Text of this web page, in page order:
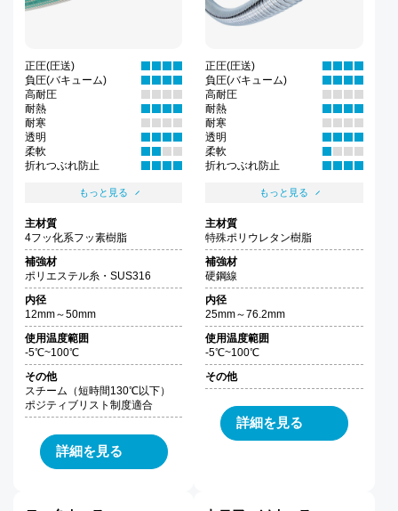
正圧(圧送)
負圧(バキューム)
高耐圧
耐熱
耐寒
透明
柔軟
折れつぶれ防止
もっと見る
主材質
4フッ化系フッ素樹脂
補強材
ポリエステル糸・SUS316
内径
12mm～50mm
使用温度範囲
-5℃~100℃
その他
スチーム（短時間130℃以下）
ポジティブリスト制度適合
詳細を見る
正圧(圧送)
負圧(バキューム)
高耐圧
耐熱
耐寒
透明
柔軟
折れつぶれ防止
もっと見る
主材質
特殊ポリウレタン樹脂
補強材
硬鋼線
内径
25mm～76.2mm
使用温度範囲
-5℃~100℃
その他
詳細を見る